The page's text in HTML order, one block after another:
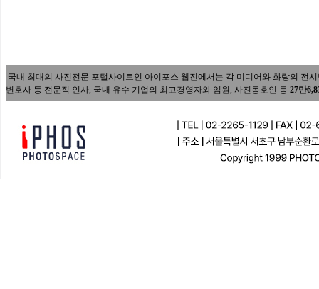
국내 최대의 사진전문 포털사이트인 아이포스 웹진에서는 각 미디어와 화랑의 전
변호사 등 전문직 인사, 국내 유수 기업의 최고경영자와 임원, 사진동호인 등 27만